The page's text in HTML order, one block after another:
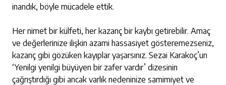
inandık, böyle mücadele ettik.
Her nimet bir külfeti, her kazanç bir kaybı getirebilir. Amaç
ve değerlerinize ilişkin azami hassasiyet gösteremezseniz,
kazanç gibi gözüken kayıplar yaşarsınız. Sezai Karakoç’un
‘Yenilgi yenilgi büyüyen bir zafer vardır’ dizesinin
çağrıştırdığı gibi ancak varlık nedeninize samimiyet ve